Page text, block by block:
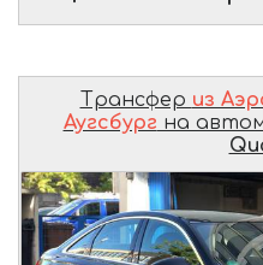
Трансфер из
Аугсбург на